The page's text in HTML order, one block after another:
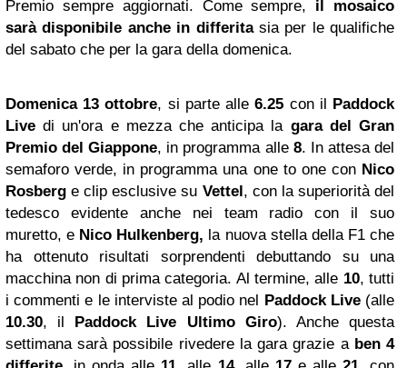
Premio sempre aggiornati. Come sempre, il mosaico
sarà disponibile anche in differitasia per le qualifiche
del sabato che per la gara della domenica.
Domenica 13 ottobre, si parte alle6.25 con il Paddock
Live di un'ora e mezza che anticipa la gara delGran
Premio del Giappone, in programma alle 8. In attesa del
semaforo verde, in programma una one to one con Nico
Rosberg e clip esclusive su Vettel, con la superiorità del
tedesco evidente anche nei team radio con il suo
muretto, e Nico Hulkenberg, la nuova stella della F1 che
ha ottenuto risultati sorprendenti debuttando su una
macchina non di prima categoria. Al termine, alle 10, tutti
i commenti e le interviste al podio nel Paddock Live (alle
10.30, il Paddock Live Ultimo Giro). Anche questa
settimana sarà possibile rivedere la gara grazie a ben 4